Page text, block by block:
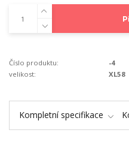
Číslo produktu:
-4
velikost:
XL58
Kompletní specifikace